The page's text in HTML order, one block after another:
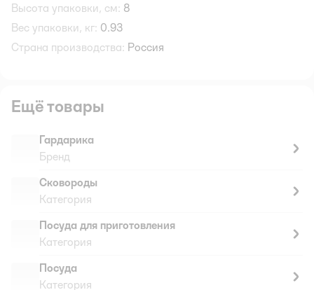
Высота упаковки, см: 8
Вес упаковки, кг: 0.93
Страна производства: Россия
Ещё товары
Гардарика
Бренд
Сковороды
Категория
Посуда для приготовления
Категория
Посуда
Категория